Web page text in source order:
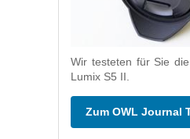
Wir testeten für Sie
Lumix S5 II.
Zum OWL Journal